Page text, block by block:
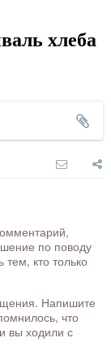
хлеба
по поводу
тем, кто только
Напишите
что
вы ходили с